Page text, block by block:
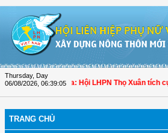
Thursday, Day
06/08/2026 06:39:06
| Thanh Hóa: Hội LHPN Thọ Xuân tích cực
TRANG CHỦ